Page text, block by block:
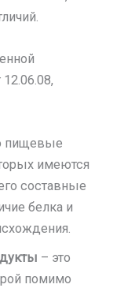
пищевые
имеются
составные
белка и
– это
помимо